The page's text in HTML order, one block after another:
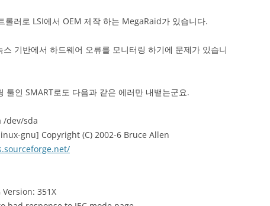
롤러로 LSI에서 OEM 제작 하는 MegaRaid가 있습니다.
스 기반에서 하드웨어 오류를 모니터링 하기에 문제가 있습니
툴인 SMART로도 다음과 같은 에러만 내뱉는군요.
/dev/sda
gnu] Copyright (C) 2002-6 Bruce Allen
351X